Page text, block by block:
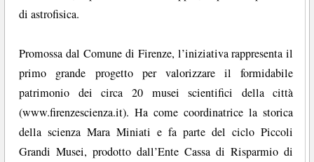
di astrofisica.
Promossa dal Comune di Firenze, l’iniziativa rappresenta il
primo grande progetto per valorizzare il formidabile
patrimonio dei circa 20 musei scientifici della città
(www.firenzescienza.it). Ha come coordinatrice la storica
della scienza Mara Miniati e fa parte del ciclo Piccoli
Grandi Musei, prodotto dall’Ente Cassa di Risparmio di